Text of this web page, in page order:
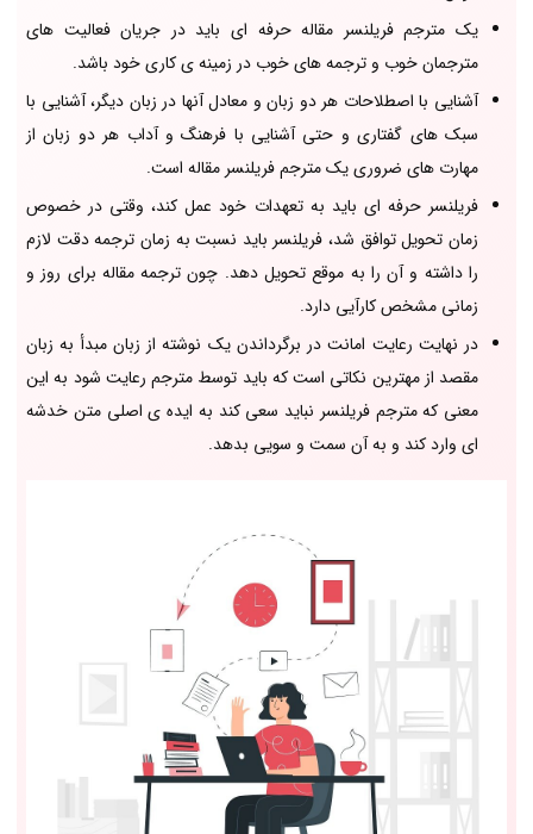
یک مترجم فریلنسر مقاله حرفه ای باید در جریان فعالیت های
مترجمان خوب و ترجمه های خوب در زمینه ی کاری خود باشد.
آشنایی با اصطلاحات هر دو زبان و معادل آنها در زبان دیگر، آشنایی با
سبک های گفتاری و حتی آشنایی با فرهنگ و آداب هر دو زبان از
مهارت های ضروری یک مترجم فریلنسر مقاله است.
فریلنسر حرفه ای باید به تعهدات خود عمل کند، وقتی در خصوص
زمان تحویل توافق شد، فریلنسر باید نسبت به زمان ترجمه دقت لازم
را داشته و آن را به موقع تحویل دهد. چون ترجمه مقاله برای روز و
زمانی مشخص کارآیی دارد.
در نهایت رعایت امانت در برگرداندن یک نوشته از زبان مبدأ به زبان
مقصد از مهترین نکاتی است که باید توسط مترجم رعایت شود به این
معنی که مترجم فریلنسر نباید سعی کند به ایده ی اصلی متن خدشه
ای وارد کند و به آن سمت و سویی بدهد.